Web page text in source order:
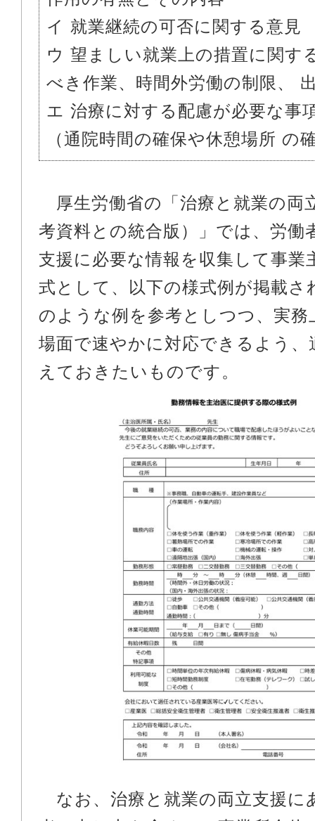
イ 就業継続の可否に関する意見
ウ 望ましい就業上の措置に関す
べき作業、時間外労働の制限、
エ 治療に対する配慮が必要な事
（通院時間の確保や休憩場所 の
厚生労働省の「治療と就業の両
考資料との統合版）」では、労働
支援に必要な情報を収集して事業
式として、以下の様式例が掲載さ
のような例を参考としつつ、実
場面で速やかに対応できるよう、
えておきたいものです。
なお、治療と就業の両立支援に